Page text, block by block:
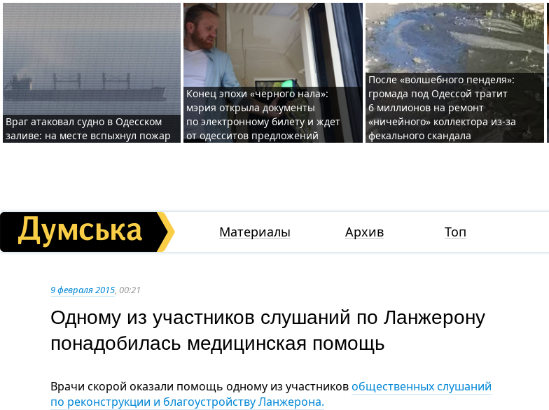
Враг атаковал судно в Одесском
заливе: на месте вспыхнул пожар
Конец эпохи «черного нала»:
мэрия открыла документы
по электронному билету и ждет
от одесситов предложений
После «волшебного пенделя»:
громада под Одессой тратит
6 миллионов на ремонт
«ничейного» коллектора из-за
фекального скандала
Материалы Архив Топ
9 февраля 2015, 00:21
Одному из участников слушаний по Ланжерону
понадобилась медицинская помощь
Врачи скорой оказали помощь одному из участниковобщественных слушаний
по реконструкции и благоустройству Ланжерона.